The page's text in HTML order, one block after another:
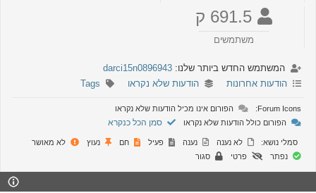
691.5 ק
משתמשים
המשתמש החדש ביותר שלנו: darci15n0896943
הודעות אחרונות
הודעות שלא נקראו Tags
Forum Icons:
הפורום אינו מכיל הודעות שלא נקראו
הפורום כולל הודעות שלא נקראו
סמן הכל כנקרא
סמלי נושא: לא נענה נענה פעיל חם נעוץ
לא מאושר
נפתר
פרטי סגור